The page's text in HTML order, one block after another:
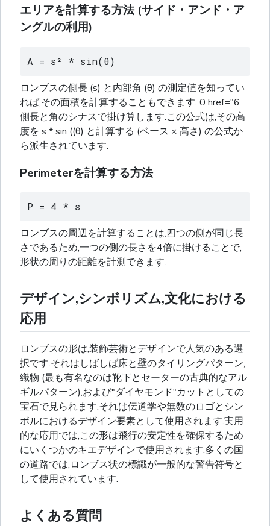
エリアを計算する方法 (サイド・アンド・ア
ングルの利用)
A = s² * sin(θ)
ロンブスの側長 (s) と内部角 (θ) の測定値を知ってい
れば,その面積を計算することもできます. 0 href="6
側長と角のシナスで掛け算します.この公式は,その高
度を s * sin ((θ) と計算する (ベース × 高さ) の公式か
ら派生されています.
Perimeterを計算する方法
P = 4 * s
ロンブスの周辺を計算することは,四つの側が同じ長
さであるため,一つの側の長さを4倍に掛けることで,
形状の周りの距離を計測できます.
デザイン,シンボリズム,文化における
応用
ロンブスの形は,装飾芸術とデザインで人気のある選
択です.それはしばしば床と壁のタイリングパターン,
織物 (最も有名なのは靴下とセーターの古典的なアル
ギルパターン),および"ダイヤモンド"カットとしての
宝石で見られます.それは伝道学や無数のロゴとシン
ボルにおけるデザイン要素として使用されます.実用
的な応用では,この形は飛行の安定性を確保するため
にいくつかのキエデザインで使用されます.多くの国
の道路では,ロンブス状の標識が一般的な警告符号と
して使用されています.
よくある質問